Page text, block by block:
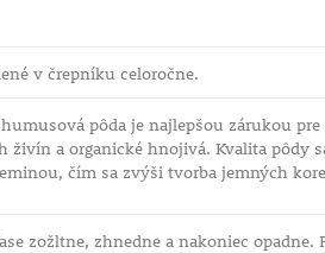
v črepníku celoročne.
pôda je najlepšou zárukou
a organické hnojivá. Kvalita pôdy
čím sa zvýši tvorba jemných
zožltne, zhnedne a nakoniec opadne.